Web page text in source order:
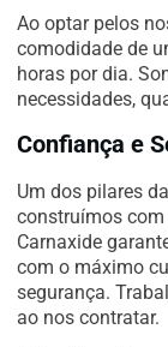
Ao optar pelos
comodidade de
horas por dia.
necessidades,
Confiança e
Um dos pilares
construímos com
Carnaxide
com o máximo
segurança.
ao nos contratar.